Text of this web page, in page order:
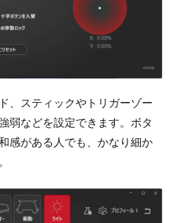
、スティックやトリガーゾー
弱などを設定できます。ボタ
感がある人でも、かなり細か